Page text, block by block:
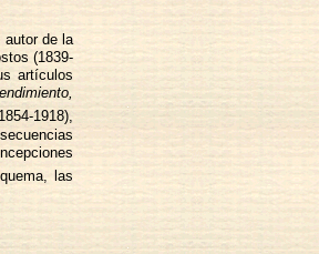
autor de la
(1839-
artículos
1918),
las